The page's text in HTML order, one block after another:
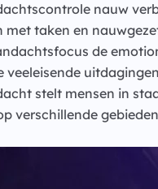
nauw
met taken en
de
veeleisende
stelt mensen in
verschillende